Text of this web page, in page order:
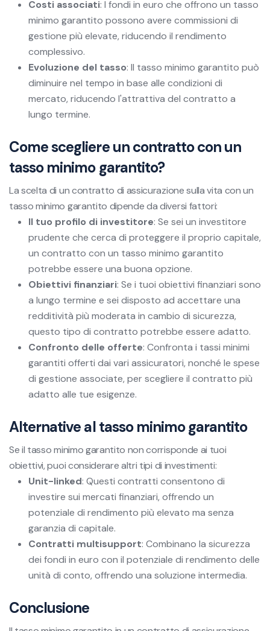
Costi associati: I fondi in euro che offrono un tasso
minimo garantito possono avere commissioni di
gestione più elevate, riducendo il rendimento
complessivo.
Evoluzione del tasso: Il tasso minimo garantito può
diminuire nel tempo in base alle condizioni di
mercato, riducendo l'attrattiva del contratto a
lungo termine.
Come scegliere un contratto con un
tasso minimo garantito?
La scelta di un contratto di assicurazione sulla vita con un
tasso minimo garantito dipende da diversi fattori:
Il tuo profilo di investitore: Se sei un investitore
prudente che cerca di proteggere il proprio capitale,
un contratto con un tasso minimo garantito
potrebbe essere una buona opzione.
Obiettivi finanziari: Se i tuoi obiettivi finanziari sono
a lungo termine e sei disposto ad accettare una
redditività più moderata in cambio di sicurezza,
questo tipo di contratto potrebbe essere adatto.
Confronto delle offerte: Confronta i tassi minimi
garantiti offerti dai vari assicuratori, nonché le spese
di gestione associate, per scegliere il contratto più
adatto alle tue esigenze.
Alternative al tasso minimo garantito
Se il tasso minimo garantito non corrisponde ai tuoi
obiettivi, puoi considerare altri tipi di investimenti:
Unit-linked: Questi contratti consentono di
investire sui mercati finanziari, offrendo un
potenziale di rendimento più elevato ma senza
garanzia di capitale.
Contratti multisupport: Combinano la sicurezza
dei fondi in euro con il potenziale di rendimento delle
unità di conto, offrendo una soluzione intermedia.
Conclusione